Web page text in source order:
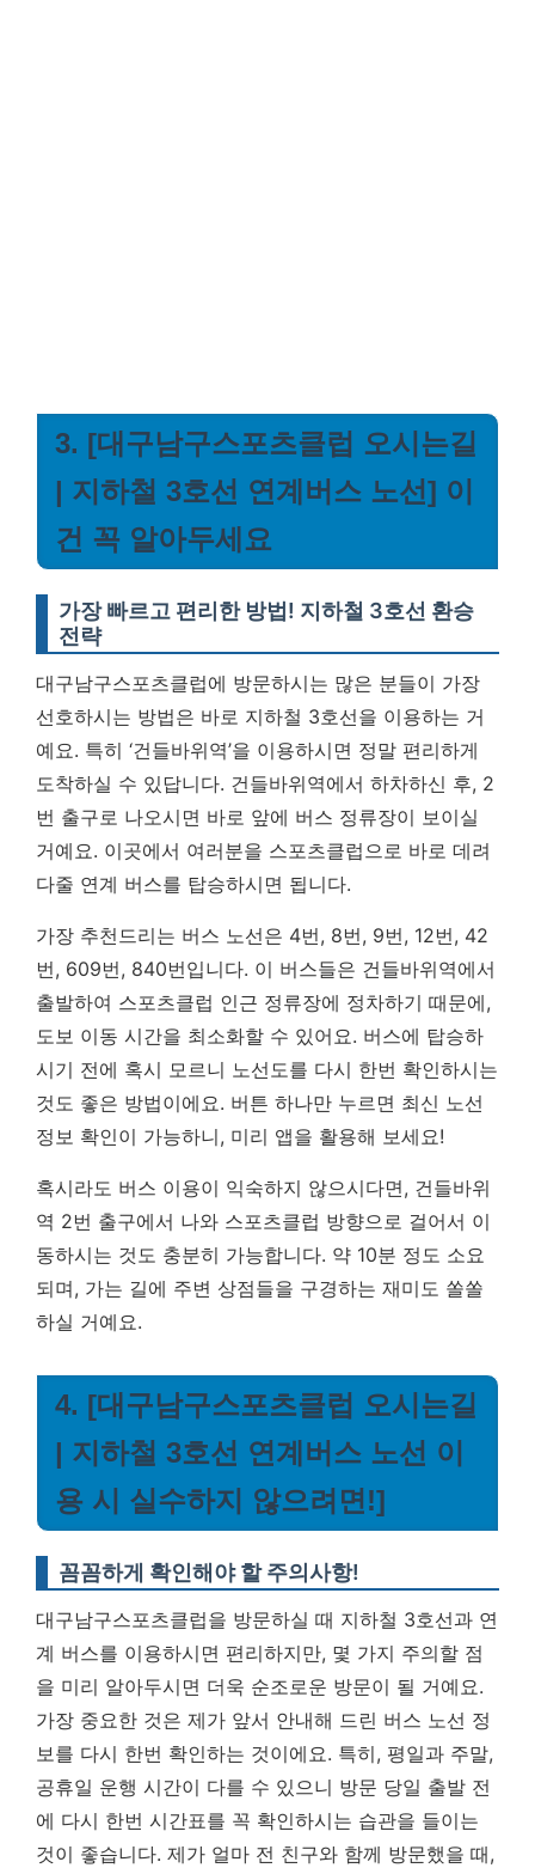
3. [대구남구스포츠클럽 오시는길
| 지하철 3호선 연계버스 노선] 이
건 꼭 알아두세요
가장 빠르고 편리한 방법! 지하철 3호선 환승
전략
대구남구스포츠클럽에 방문하시는 많은 분들이 가장
선호하시는 방법은 바로 지하철 3호선을 이용하는 거
예요. 특히 ‘건들바위역’을 이용하시면 정말 편리하게
도착하실 수 있답니다. 건들바위역에서 하차하신 후, 2
번 출구로 나오시면 바로 앞에 버스 정류장이 보이실
거예요. 이곳에서 여러분을 스포츠클럽으로 바로 데려
다줄 연계 버스를 탑승하시면 됩니다.
가장 추천드리는 버스 노선은 4번, 8번, 9번, 12번, 42
번, 609번, 840번입니다. 이 버스들은 건들바위역에서
출발하여 스포츠클럽 인근 정류장에 정차하기 때문에,
도보 이동 시간을 최소화할 수 있어요. 버스에 탑승하
시기 전에 혹시 모르니 노선도를 다시 한번 확인하시는
것도 좋은 방법이에요. 버튼 하나만 누르면 최신 노선
정보 확인이 가능하니, 미리 앱을 활용해 보세요!
혹시라도 버스 이용이 익숙하지 않으시다면, 건들바위
역 2번 출구에서 나와 스포츠클럽 방향으로 걸어서 이
동하시는 것도 충분히 가능합니다. 약 10분 정도 소요
되며, 가는 길에 주변 상점들을 구경하는 재미도 쏠쏠
하실 거예요.
4. [대구남구스포츠클럽 오시는길
| 지하철 3호선 연계버스 노선 이
용 시 실수하지 않으려면!]
꼼꼼하게 확인해야 할 주의사항!
대구남구스포츠클럽을 방문하실 때 지하철 3호선과 연
계 버스를 이용하시면 편리하지만, 몇 가지 주의할 점
을 미리 알아두시면 더욱 순조로운 방문이 될 거예요.
가장 중요한 것은 제가 앞서 안내해 드린 버스 노선 정
보를 다시 한번 확인하는 것이에요. 특히, 평일과 주말,
공휴일 운행 시간이 다를 수 있으니 방문 당일 출발 전
에 다시 한번 시간표를 꼭 확인하시는 습관을 들이는
것이 좋습니다. 제가 얼마 전 친구와 함께 방문했을 때,